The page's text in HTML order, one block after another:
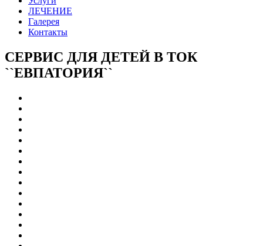
ЛЕЧЕНИЕ
Галерея
Контакты
СЕРВИС ДЛЯ ДЕТЕЙ В ТОК
``ЕВПАТОРИЯ``